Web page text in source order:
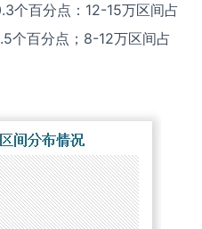
个百分点：12-15万区间占
个百分点；8-12万区间占